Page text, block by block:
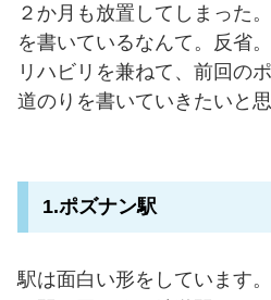
２か月も放置してしまった
を書いているなんて。反省。
リハビリを兼ねて、前回の
道のりを書いていきたいと思
1.ポズナン駅
駅は面白い形をしています